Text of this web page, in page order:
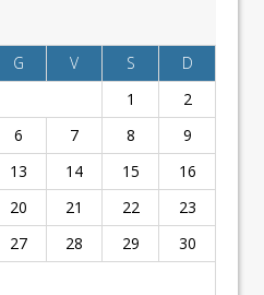
G V S
D
1
2
6 7 8
9
13 14 15
16
20 21 22
23
27 28 29
30